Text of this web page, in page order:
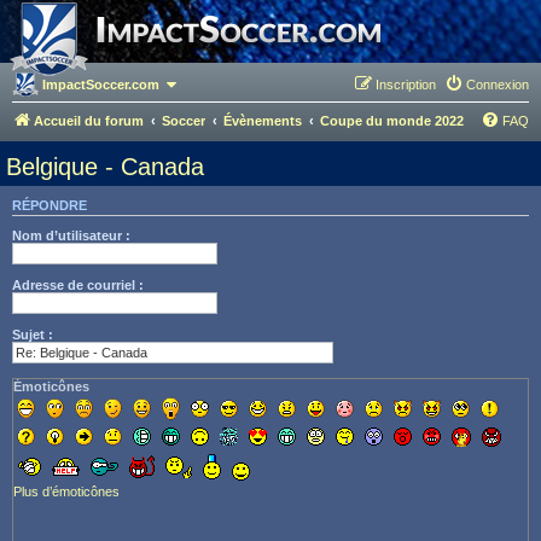
ImpactSoccer.com Connexion
Inscription
Accueil du forum Soccer Évènements Coupe du monde 2022 FAQ
Belgique - Canada
RÉPONDRE
Nom d’utilisateur :
Adresse de courriel :
Sujet :
Émoticônes
Plus d’émoticônes